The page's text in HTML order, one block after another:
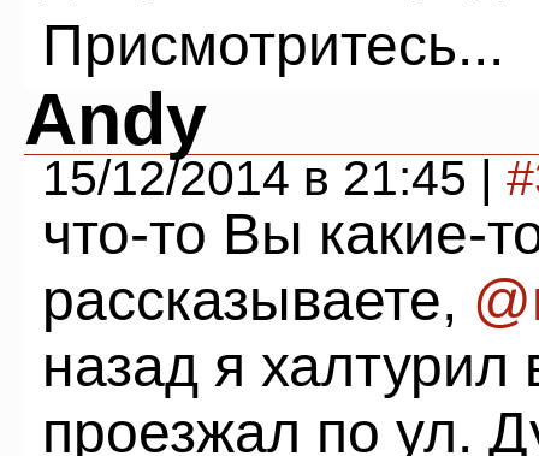
Присмотритесь...
Andy
15/12/2014 в 21:45 |
что-то Вы какие-
рассказываете,
назад я
проезжал по ул.